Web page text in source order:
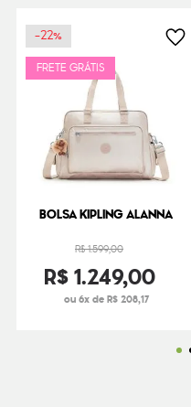
-22%
FRETE GRÁTIS
BOLSA KIPLING ALANNA
R$1.599,00
R$1.249,00
ou 6x de R$ 208,17